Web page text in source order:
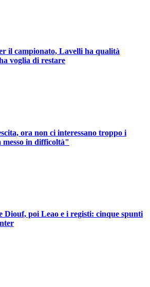
il campionato, Lavelli ha qualità
voglia di restare
ora non ci interessano troppo i
in difficoltà"
Diouf, poi Leao e i registi: cinque spunti